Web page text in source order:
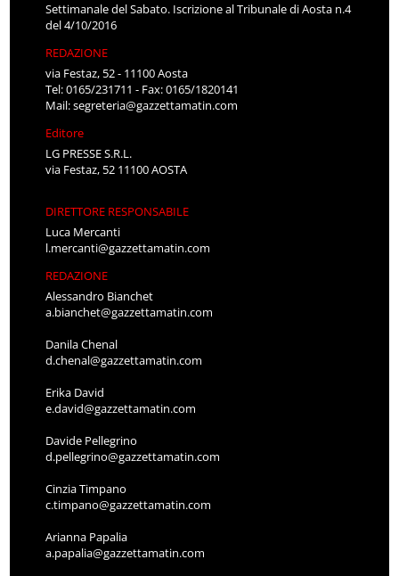
Settimanale del Sabato. Iscrizione al Tribunale di Aosta n.4
del 4/10/2016
REDAZIONE
via Festaz, 52 - 11100 Aosta
Tel: 0165/231711 - Fax: 0165/1820141
Mail:segreteria@gazzettamatin.com
Editore
LG PRESSE S.R.L.
via Festaz, 52 11100 AOSTA
DIRETTORE RESPONSABILE
Luca Mercanti
l.mercanti@gazzettamatin.com
REDAZIONE
Alessandro Bianchet
a.bianchet@gazzettamatin.com
Danila Chenal
d.chenal@gazzettamatin.com
Erika David
e.david@gazzettamatin.com
Davide Pellegrino
d.pellegrino@gazzettamatin.com
Cinzia Timpano
c.timpano@gazzettamatin.com
Arianna Papalia
a.papalia@gazzettamatin.com